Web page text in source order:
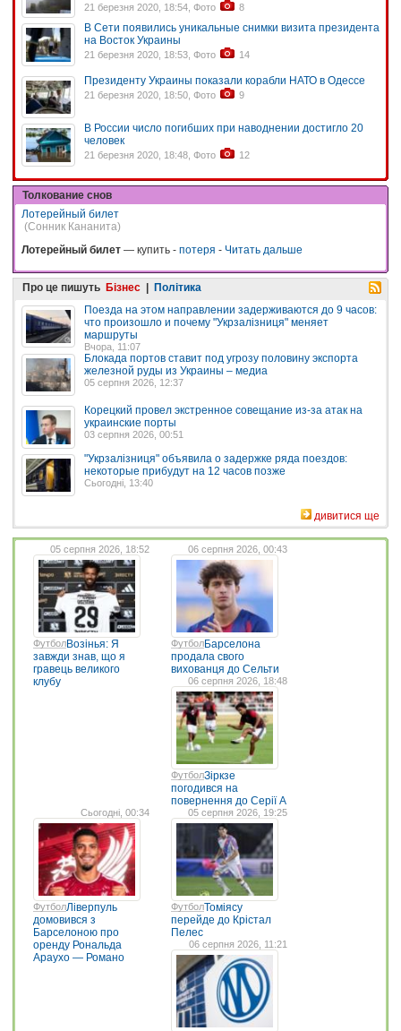
21 березня 2020, 18:54, Фото 8
В Сети появились уникальные снимки визита президента
на Восток Украины
21 березня 2020, 18:53, Фото 14
Президенту Украины показали корабли НАТО в Одессе
21 березня 2020, 18:50, Фото 9
В России число погибших при наводнении достигло 20
человек
21 березня 2020, 18:48, Фото 12
Толкование снов
Лотерейный билет
(Сонник Кананита)
Лотерейный билет — купить - потеря - Читать дальше
Про це пишуть Бізнес | Політика
Поезда на этом направлении задерживаются до 9 часов:
что произошло и почему "Укрзалізниця" меняет
маршруты
Вчора, 11:07
Блокада портов ставит под угрозу половину экспорта
железной руды из Украины – медиа
05 серпня 2026, 12:37
Корецкий провел экстренное совещание из-за атак на
украинские порты
03 серпня 2026, 00:51
"Укрзалізниця" объявила о задержке ряда поездов:
некоторые прибудут на 12 часов позже
Сьогодні, 13:40
дивитися ще
05 серпня 2026, 18:52
ФутболВозінья: Я
завжди знав, що я
гравець великого
клубу
06 серпня 2026, 00:43
ФутболБарселона
продала свого
вихованця до Сельти
06 серпня 2026, 18:48
ФутболЗіркзе
погодився на
повернення до Серії А
Сьогодні, 00:34
ФутболЛіверпуль
домовився з
Барселоною про
оренду Рональда
Араухо — Романо
05 серпня 2026, 19:25
ФутболТоміясу
перейде до Крістал
Пелес
06 серпня 2026, 11:21